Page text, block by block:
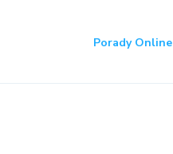
Porady Online